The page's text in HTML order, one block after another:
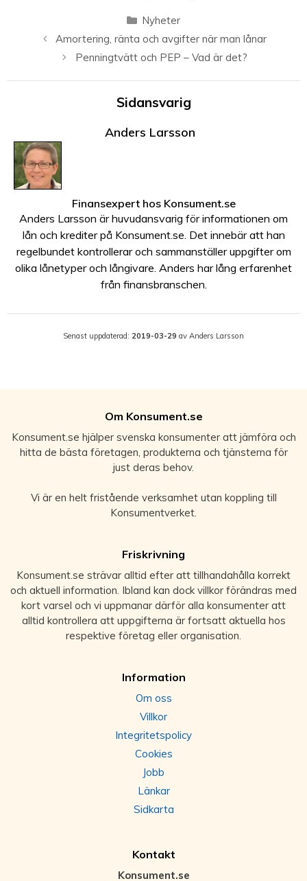
Kategorier
Nyheter
Amortering, ränta och avgifter när man lånar
Penningtvätt och PEP – Vad är det?
Sidansvarig
Anders Larsson
Finansexperthos Konsument.se
Anders Larsson är huvudansvarig för informationen om
lån och krediter på Konsument.se. Det innebär att han
regelbundet kontrollerar och sammanställer uppgifter om
olika lånetyper och långivare. Anders har lång erfarenhet
från finansbranschen.
Senast uppdaterad: 2019-03-29 av Anders Larsson
Om Konsument.se
Konsument.se hjälper svenska konsumenter att jämföra och
hitta de bästa företagen, produkterna och tjänsterna för
just deras behov.
Vi är en helt fristående verksamhet utan koppling till
Konsumentverket.
Friskrivning
Konsument.se strävar alltid efter att tillhandahålla korrekt
och aktuell information. Ibland kan dock villkor förändras med
kort varsel och vi uppmanar därför alla konsumenter att
alltid kontrollera att uppgifterna är fortsatt aktuella hos
respektive företag eller organisation.
Information
Om oss
Villkor
Integritetspolicy
Cookies
Jobb
Länkar
Sidkarta
Kontakt
Konsument.se